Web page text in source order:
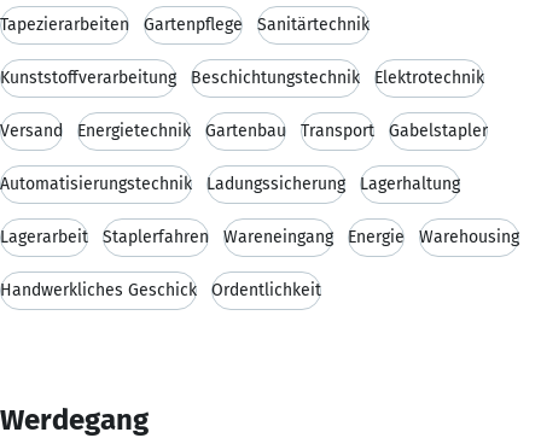
Tapezierarbeiten Gartenpflege Sanitärtechnik
Kunststoffverarbeitung Beschichtungstechnik Elektrotechnik
Versand Energietechnik Gartenbau Transport Gabelstapler
Automatisierungstechnik Ladungssicherung Lagerhaltung
Lagerarbeit Staplerfahren Wareneingang Energie Warehousing
Handwerkliches Geschick Ordentlichkeit
Werdegang